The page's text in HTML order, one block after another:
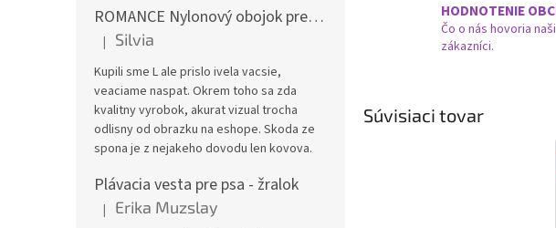
ROMANCE Nylonový obojok pre psa
Hodnotenie produktu je 3 z 5 hviezdičiek.
| Silvia
Kupili sme L ale prislo ivela vacsie,
veaciame naspat. Okrem toho sa zda
kvalitny vyrobok, akurat vizual trocha
odlisny od obrazku na eshope. Skoda ze
spona je z nejakeho dovodu len kovova.
Plávacia vesta pre psa - žralok
Hodnotenie produktu je 5 z 5 hviezdičiek.
| Erika Muzslay
HODNOTENIE
Čo o nás hovoria naši
zákazníci.
Súvisiaci tovar